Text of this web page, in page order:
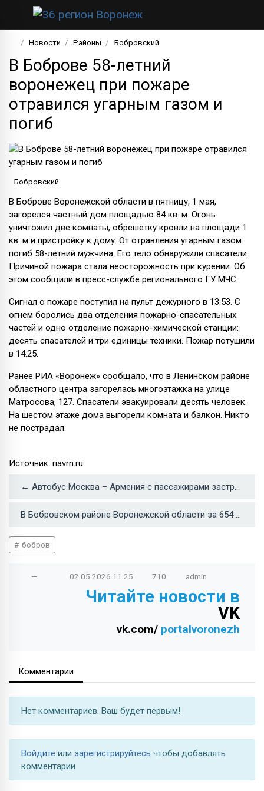
Новости Районы Бобровский
В Боброве 58-летний
воронежец при пожаре
отравился угарным газом и
погиб
Бобровский
В Боброве Воронежской области в пятницу, 1 мая,
загорелся частный дом площадью 84 кв. м. Огонь
уничтожил две комнаты, обрешетку кровли на площади 1
кв. м и пристройку к дому. От отравления угарным газом
погиб 58-летний мужчина. Его тело обнаружили спасатели.
Причиной пожара стала неосторожность при курении. Об
этом сообщили в пресс-службе регионального ГУ МЧС.
Сигнал о пожаре поступил на пульт дежурного в 13:53. С
огнем боролись два отделения пожарно-спасательных
частей и одно отделение пожарно-химической станции:
десять спасателей и три единицы техники. Пожар потушили
в 14:25.
Ранее РИА «Воронеж» сообщало, что в Ленинском районе
областного центра загорелась многоэтажка на улице
Матросова, 127. Спасатели эвакуировали десять человек.
На шестом этаже дома выгорели комната и балкон. Никто
не пострадал.
Источник: riavrn.ru
← Автобус Москва – Армения с пассажирами застрял на воронежской трассе
В Бобровском районе Воронежской области за 654 млн рублей построят мусорный полигон →
бобров
— 02.05.2026 11:25 710 admin
Читайте новости в
VK
vk.com/ portalvoronezh
Комментарии
Нет комментариев. Ваш будет первым!
Войдите или зарегистрируйтесь чтобы добавлять
комментарии